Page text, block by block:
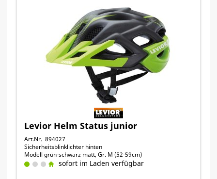
Levior Helm Status junior
Art.Nr. 894027
Sicherheitsblinklichter hinten
Modell grün-schwarz matt, Gr. M (52-59cm)
sofort im Laden verfügbar